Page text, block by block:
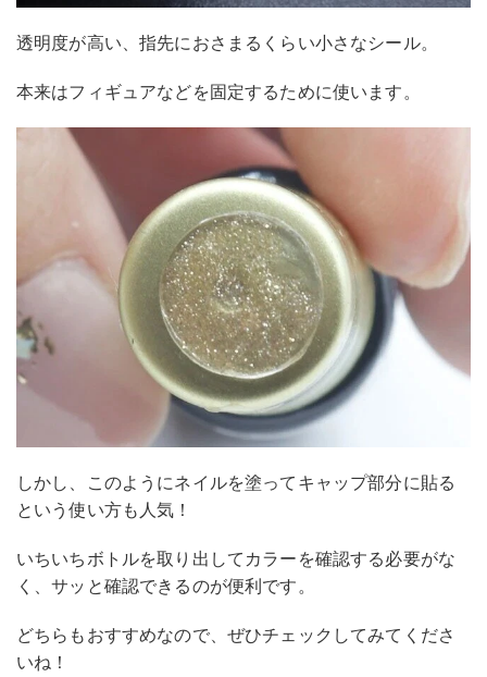
透明度が高い、指先におさまるくらい小さなシール。
本来はフィギュアなどを固定するために使います。
しかし、このようにネイルを塗ってキャップ部分に貼る
という使い方も人気！
いちいちボトルを取り出してカラーを確認する必要がな
く、サッと確認できるのが便利です。
どちらもおすすめなので、ぜひチェックしてみてくださ
いね！